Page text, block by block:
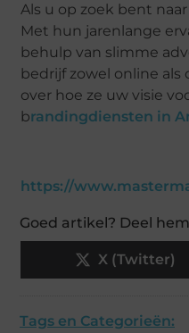
Als u op zoek bent
Met hun jarenlange
behulp van slimme
bedrijf zowel online
over hoe ze uw visie
brandingdiensten in
https://
Goed artikel? Deel
X (Twitter)
Tags en Categorieën: